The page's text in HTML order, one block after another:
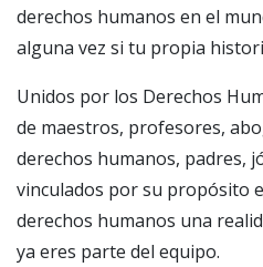
derechos humanos en el
alguna vez si tu propia
Unidos por los Derechos
de maestros, profesores,
derechos humanos, padres,
vinculados por su propósito
derechos humanos una
ya eres parte del equipo.